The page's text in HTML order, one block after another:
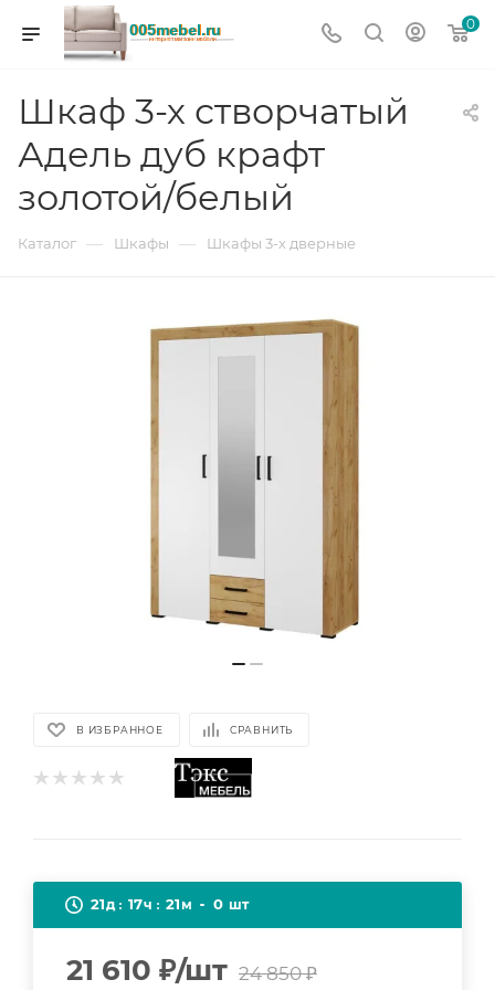
0
Шкаф 3-х створчатый
Адель дуб крафт
золотой/белый
Каталог — Шкафы — Шкафы 3-х дверные
В ИЗБРАННОЕ СРАВНИТЬ
21д 17ч 21м 0 шт
21 610 ₽/шт 24 850₽